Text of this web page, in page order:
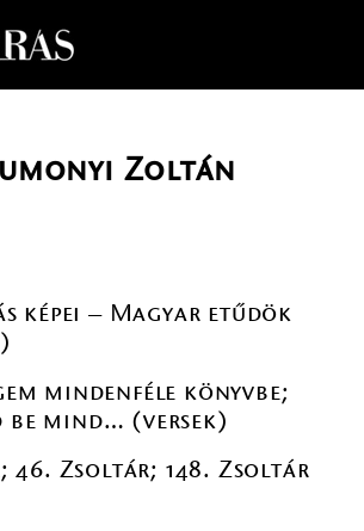
Zoltán
képei – Magyar etűdök
mindenféle könyvbe;
be mind… (versek)
46. Zsoltár; 148. Zsoltár